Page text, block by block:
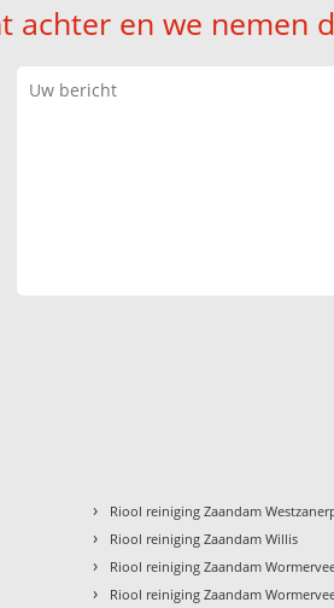
achter en we nemen
› Riool reiniging Zaandam
› Riool reiniging Zaandam Willis
› Riool reiniging Zaandam
› Riool reiniging Zaandam